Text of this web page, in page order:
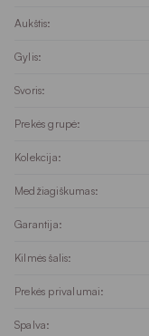
Aukštis:
Gylis:
Svoris:
Prekės grupė:
Kolekcija:
Medžiagiškumas:
Garantija:
Kilmės šalis:
Prekės privalumai:
Spalva: